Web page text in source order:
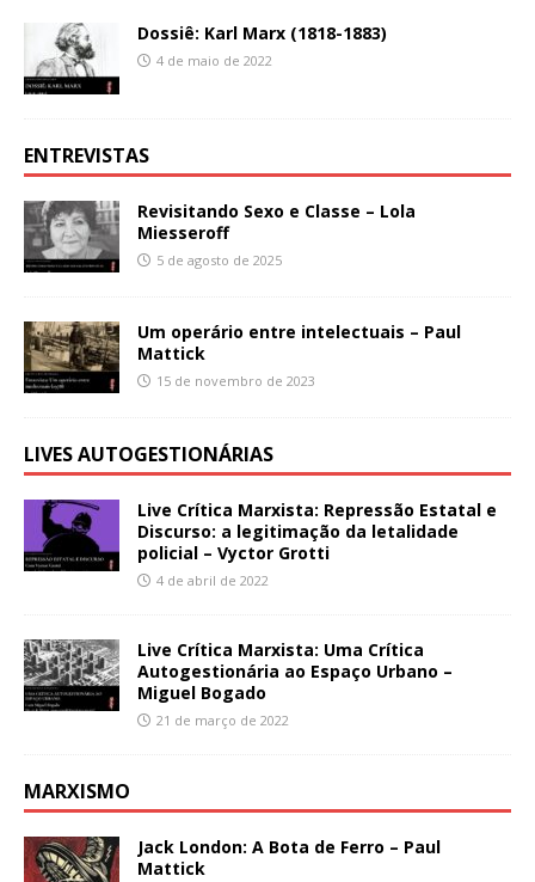
Dossiê: Karl Marx (1818-1883)
4 de maio de 2022
ENTREVISTAS
Revisitando Sexo e Classe – Lola
Miesseroff
5 de agosto de 2025
Um operário entre intelectuais – Paul
Mattick
15 de novembro de 2023
LIVES AUTOGESTIONÁRIAS
Live Crítica Marxista: Repressão Estatal e
Discurso: a legitimação da letalidade
policial – Vyctor Grotti
4 de abril de 2022
Live Crítica Marxista: Uma Crítica
Autogestionária ao Espaço Urbano –
Miguel Bogado
21 de março de 2022
MARXISMO
Jack London: A Bota de Ferro – Paul
Mattick